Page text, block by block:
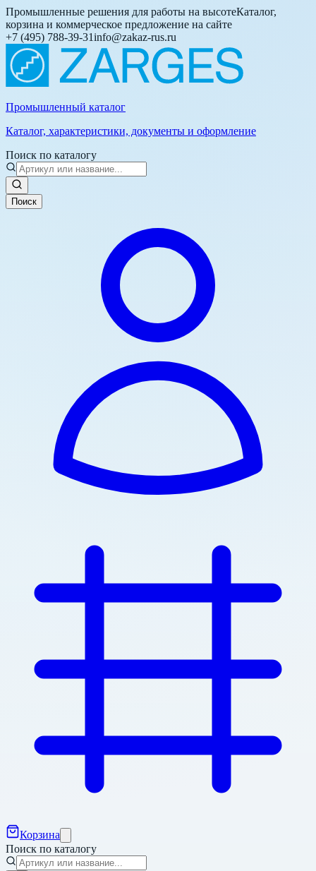
Промышленные решения для работы на высотеКаталог,
корзина и коммерческое предложение на сайте
+7 (495) 788-39-31info@zakaz-rus.ru
Промышленный каталог
Каталог, характеристики, документы и оформление
Поиск по каталогу
Поиск
Корзина
Поиск по каталогу